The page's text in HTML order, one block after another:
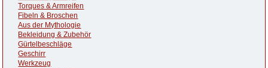
Torques & Armreifen
Fibeln & Broschen
Aus der Mythologie
Bekleidung & Zubehör
Gürtelbeschläge
Geschirr
Werkzeug